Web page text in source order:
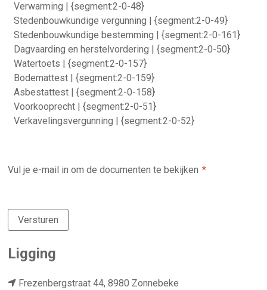
Verwarming | {segment:2-0-48}
Stedenbouwkundige vergunning | {segment:2-0-49}
Stedenbouwkundige bestemming | {segment:2-0-161}
Dagvaarding en herstelvordering | {segment:2-0-50}
Watertoets | {segment:2-0-157}
Bodemattest | {segment:2-0-159}
Asbestattest | {segment:2-0-158}
Voorkooprecht | {segment:2-0-51}
Verkavelingsvergunning | {segment:2-0-52}
Vul je e-mail in om de documenten te bekijken
Versturen
Ligging
Frezenbergstraat 44, 8980 Zonnebeke